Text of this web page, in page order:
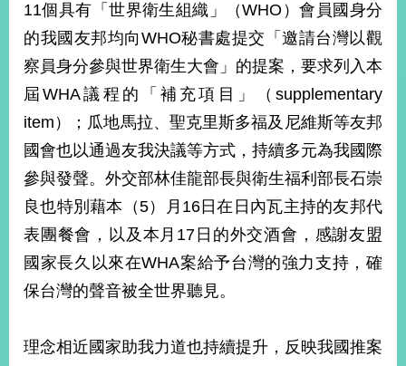
平
護
照
回
頁
網
站
導
覽
關
於
本
部
新
心
11個具有「世界衛生組織」（WHO）會員國身分
的我國友邦均向WHO秘書處提交「邀請台灣以觀
察員身分參與世界衛生大會」的提案，要求列入本
屆WHA議程的「補充項目」（supplementary
item）；瓜地馬拉、聖克里斯多福及尼維斯等友邦
國會也以通過友我決議等方式，持續多元為我國際
參與發聲。外交部林佳龍部長與衛生福利部長石崇
良也特別藉本（5）月16日在日內瓦主持的友邦代
表團餐會，以及本月17日的外交酒會，感謝友盟
國家長久以來在WHA案給予台灣的強力支持，確
保台灣的聲音被全世界聽見。
理念相近國家助我力道也持續提升，反映我國推案